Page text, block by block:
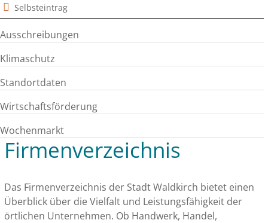
Selbsteintrag
Ausschreibungen
Klimaschutz
Standortdaten
Wirtschaftsförderung
Wochenmarkt
Firmenverzeichnis
Das Firmenverzeichnis der Stadt Waldkirch bietet einen
Überblick über die Vielfalt und Leistungsfähigkeit der
örtlichen Unternehmen. Ob Handwerk, Handel,